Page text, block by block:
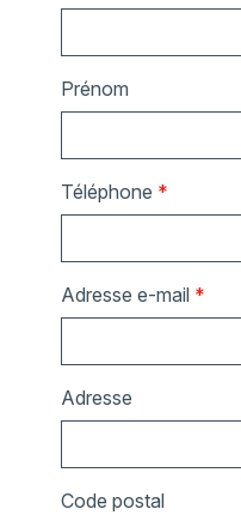
Prénom
Téléphone *
Adresse e-mail *
Adresse
Code postal